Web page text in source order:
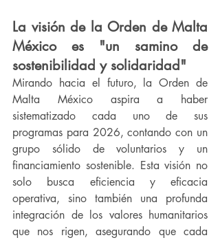
La visión de la Orden de Malta
México es "un samino de
sostenibilidad y solidaridad"
Mirando hacia el futuro, la Orden de
Malta México aspira a haber
sistematizado cada uno de sus
programas para 2026, contando con un
grupo sólido de voluntarios y un
financiamiento sostenible. Esta visión no
solo busca eficiencia y eficacia
operativa, sino también una profunda
integración de los valores humanitarios
que nos rigen, asegurando que cada